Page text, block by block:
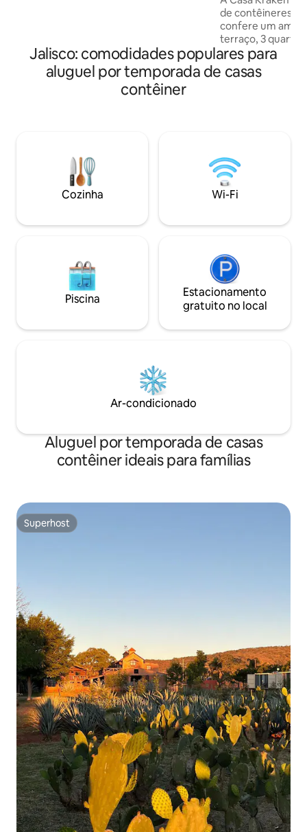
de contêineres
confere um
terraço, 3
3 banheiros
equipada. Possui
piscina de 12
de solteiro. A apenas 6 minutos de carro
da praia.
Jalisco: comodidades populares para
aluguel por temporada de casas
contêiner
Cozinha Wi-Fi
Piscina
Estacionamento
gratuito no local
Ar-condicionado
Aluguel por temporada de casas
contêiner ideais para famílias
Superhost
Superhost